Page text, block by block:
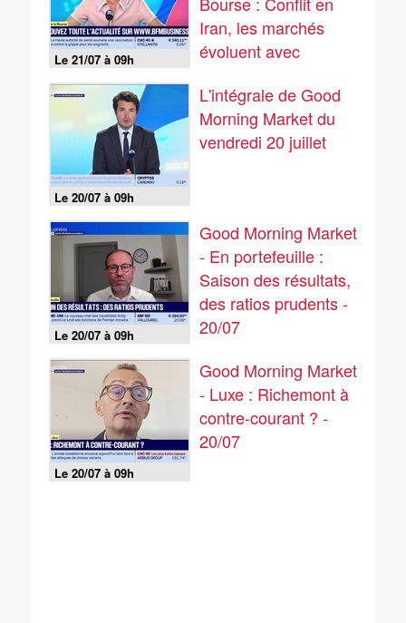
Le 21/07 à 09h
Iran, les marchés
évoluent avec
Le 20/07 à 09h
L'intégrale de Good
Morning Market du
vendredi 20 juillet
Le 20/07 à 09h
Good Morning Market
- En portefeuille :
Saison des résultats,
des ratios prudents -
20/07
Le 20/07 à 09h
Good Morning Market
- Luxe : Richemont à
contre-courant ? -
20/07